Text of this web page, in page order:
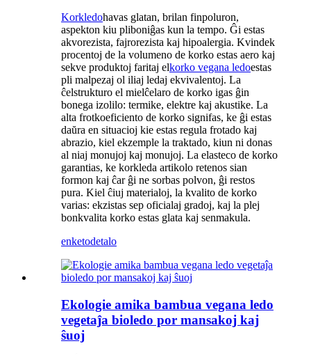
Korkledohavas glatan, brilan finpoluron,
aspekton kiu pliboniĝas kun la tempo. Ĝi estas
akvorezista, fajrorezista kaj hipoalergia. Kvindek
procentoj de la volumeno de korko estas aero kaj
sekve produktoj faritaj elkorko vegana ledoestas
pli malpezaj ol iliaj ledaj ekvivalentoj. La
ĉelstrukturo el mielĉelaro de korko igas ĝin
bonega izolilo: termike, elektre kaj akustike. La
alta frotkoeficiento de korko signifas, ke ĝi estas
daŭra en situacioj kie estas regula frotado kaj
abrazio, kiel ekzemple la traktado, kiun ni donas
al niaj monujoj kaj monujoj. La elasteco de korko
garantias, ke korkleda artikolo retenos sian
formon kaj ĉar ĝi ne sorbas polvon, ĝi restos
pura. Kiel ĉiuj materialoj, la kvalito de korko
varias: ekzistas sep oficialaj gradoj, kaj la plej
bonkvalita korko estas glata kaj senmakula.
enketodetalo
Ekologie amika bambua vegana ledo
vegetaĵa bioledo por mansakoj kaj
ŝuoj